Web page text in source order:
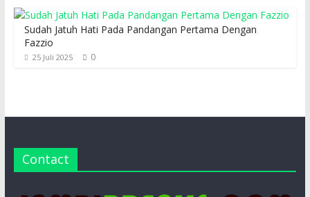
Sudah Jatuh Hati Pada Pandangan Pertama Dengan
Fazzio
25 Juli 2025 0
Contact